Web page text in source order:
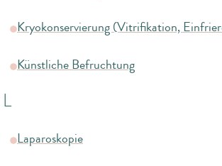
Kryokonservierung (Vitrifikation,
Künstliche Befruchtung
L
Laparoskopie